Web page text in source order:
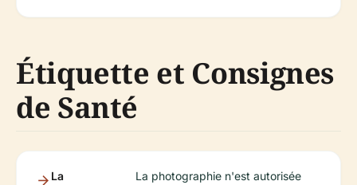
Étiquette et Consignes
de Santé
La
La photographie n'est autorisée